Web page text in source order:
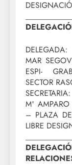
DELEGADA:
MAR
ESPI-
SECTOR
SECRETARIA:
Mª
– PLAZA
LIBRE